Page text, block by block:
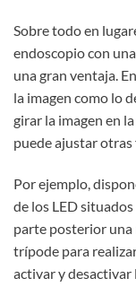
Sobre todo en
endoscopio con
una gran ventaja.
la imagen como lo
girar la imagen en
puede ajustar otras
Por ejemplo,
de los LED
parte posterior una
trípode para
activar y desactivar